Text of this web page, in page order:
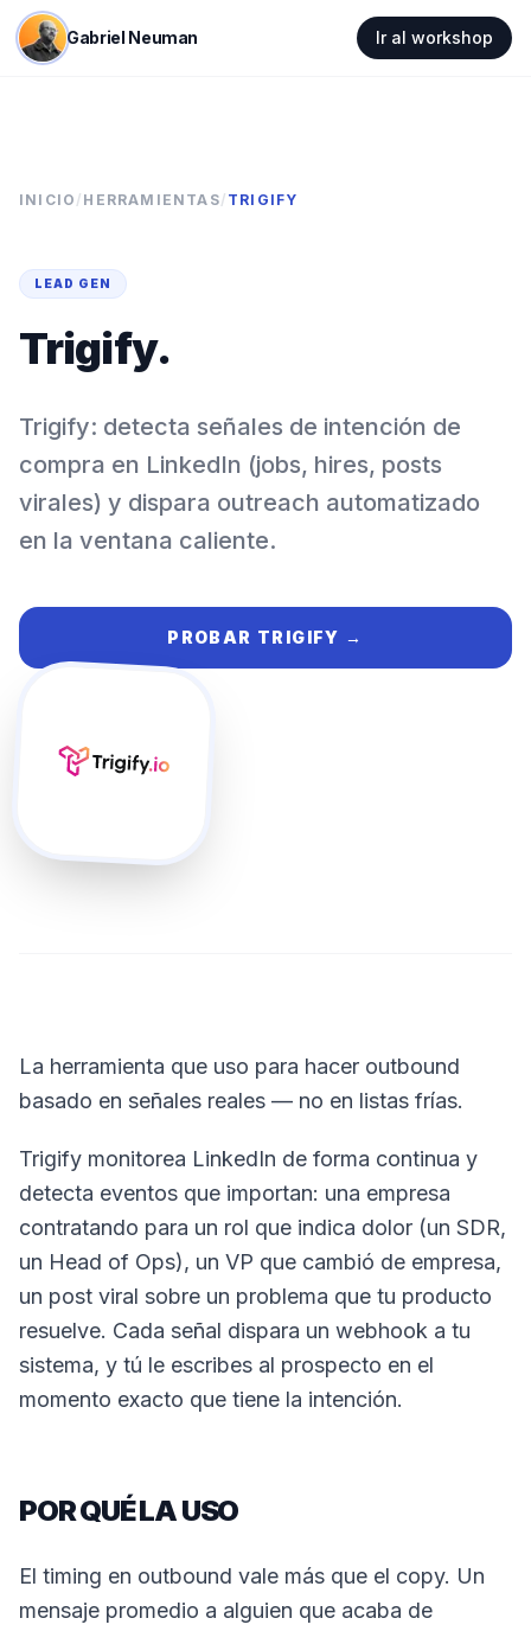
Gabriel Neuman Ir al workshop
INICIO / HERRAMIENTAS/ TRIGIFY
LEAD GEN
Trigify.
Trigify: detecta señales de intención de
compra en LinkedIn (jobs, hires, posts
virales) y dispara outreach automatizado
en la ventana caliente.
PROBAR TRIGIFY →
La herramienta que uso para hacer outbound
basado en señales reales — no en listas frías.
Trigify monitorea LinkedIn de forma continua y
detecta eventos que importan: una empresa
contratando para un rol que indica dolor (un SDR,
un Head of Ops), un VP que cambió de empresa,
un post viral sobre un problema que tu producto
resuelve. Cada señal dispara un webhook a tu
sistema, y tú le escribes al prospecto en el
momento exacto que tiene la intención.
POR QUÉ LA USO
El timing en outbound vale más que el copy. Un
mensaje promedio a alguien que acaba de